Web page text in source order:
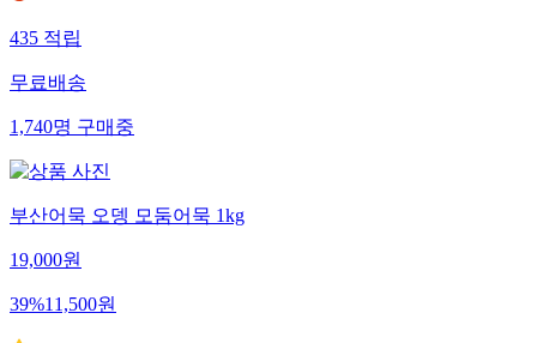
435적립
무료배송
1,740명구매중
부산어묵 오뎅 모둠어묵 1kg
19,000원
39%11,500원